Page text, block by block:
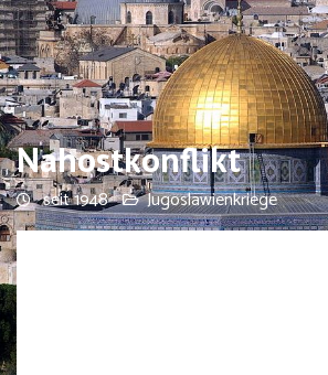
Nahostkonflikt
seit 1948 Jugoslawienkriege